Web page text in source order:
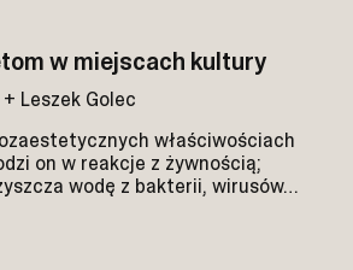
w miejscach kultury
Leszek Golec
właściwościach
on w reakcje z żywnością;
wodę z bakterii, wirusów…